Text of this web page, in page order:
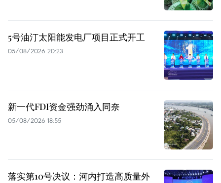
5号油汀太阳能发电厂项目正式开工
05/08/2026 20:23
新一代FDI资金强劲涌入同奈
05/08/2026 18:55
落实第10号决议：河内打造高质量外